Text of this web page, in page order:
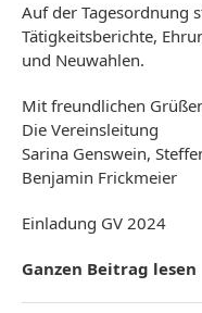
Auf der Tagesordnung
Tätigkeitsberichte,
und Neuwahlen.
Mit freundlichen
Die Vereinsleitung
Sarina Genswein,
Benjamin Frickmeier
Einladung GV 2024
Ganzen Beitrag lesen